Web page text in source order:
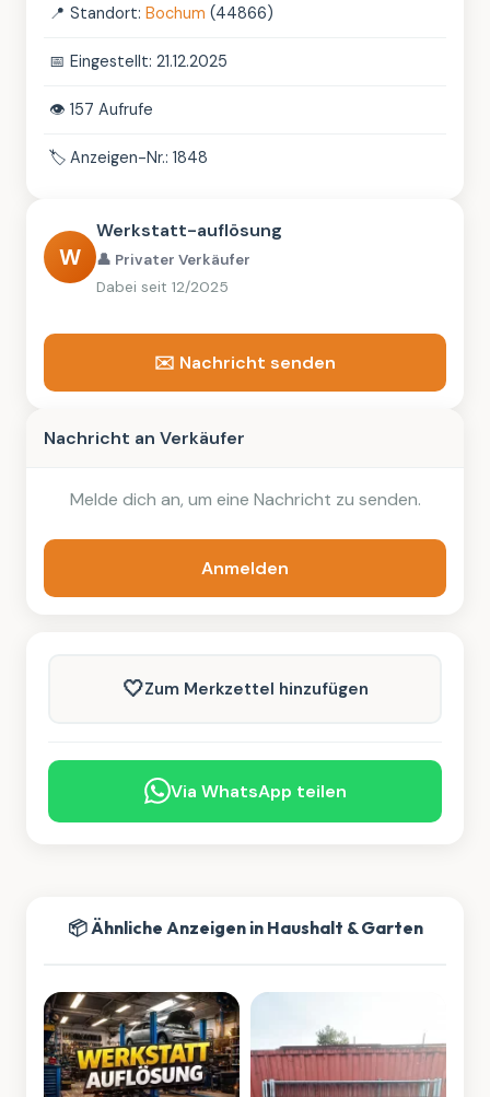
📍 Standort: Bochum (44866)
📅 Eingestellt: 21.12.2025
👁️ 157 Aufrufe
🏷️ Anzeigen-Nr.: 1848
W
Werkstatt-auflösung
👤 Privater Verkäufer
Dabei seit 12/2025
✉️ Nachricht senden
Nachricht an Verkäufer
Melde dich an, um eine Nachricht zu senden.
Anmelden
🤍Zum Merkzettel hinzufügen
Via WhatsApp teilen
📦 Ähnliche Anzeigen in Haushalt & Garten